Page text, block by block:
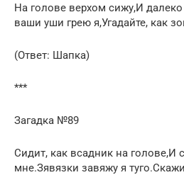
На голове верхом сижу,И
ваши уши грею я,Угадайте, как
(Ответ: Шапка)
***
Загадка №89
Сидит, как всадник на голове,И
мне.Зявязки завяжу я